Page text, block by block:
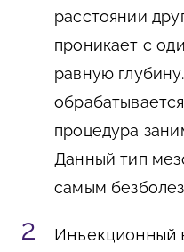
расстоянии
проникает с
равную
процедура
Данный тип
самым
Инъекционный